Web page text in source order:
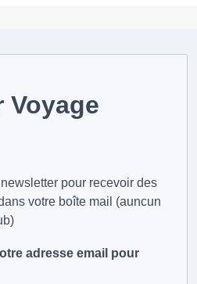
Voyage
pour recevoir des
votre boîte mail (auncun
adresse email pour